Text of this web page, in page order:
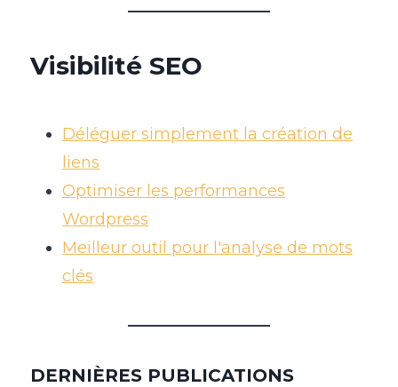
Visibilité SEO
Déléguer simplement la création de
liens
Optimiser les performances
Wordpress
Meilleur outil pour l'analyse de mots
clés
DERNIÈRES PUBLICATIONS